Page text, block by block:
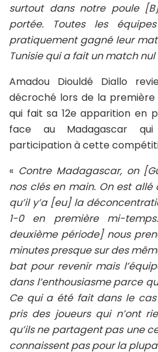
surtout dans notre poule
portée. Toutes les
pratiquement gagné leur
Tunisie qui a fait un match nul
Amadou Diouldé Diallo
décroché lors de la première
qui fait sa 12e apparition en
face au Madagascar
participation à cette
« Contre Madagascar, on
nos clés en main. On est
qu’il y’a [eu] la
1-0 en première mi-
deuxième période] nous
minutes presque sur des
bat pour revenir mais
dans l’enthousiasme parce
Ce qui a été fait dans le
pris des joueurs qui n’ont
qu’ils ne partagent pas une
connaissent pas pour la